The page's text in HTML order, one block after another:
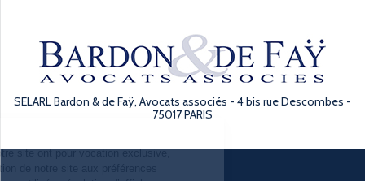
SELARL Bardon & de Faÿ, Avocats associés - 4 bis rue Descombes -
75017 PARIS
cookies utilisés sur notre site ont pour vocation exclusive,